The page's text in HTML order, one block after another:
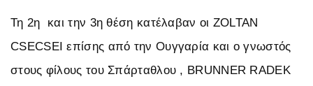
Τη 2η και την 3η θέση κατέλαβαν οι ZOLTAN
CSECSEI επίσης από την Ουγγαρία και ο γνωστός
στους φίλους του Σπάρταθλου , BRUNNER RADEK